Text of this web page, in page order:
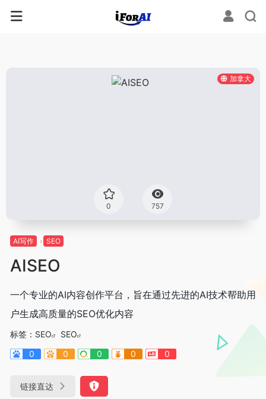
加拿大
0 757
AI写作 SEO
AISEO
一个专业的AI内容创作平台，旨在通过先进的AI技术帮助用
户生成高质量的SEO优化内容
标签： SEO
SEO
0
0 0 0 0
链接直达